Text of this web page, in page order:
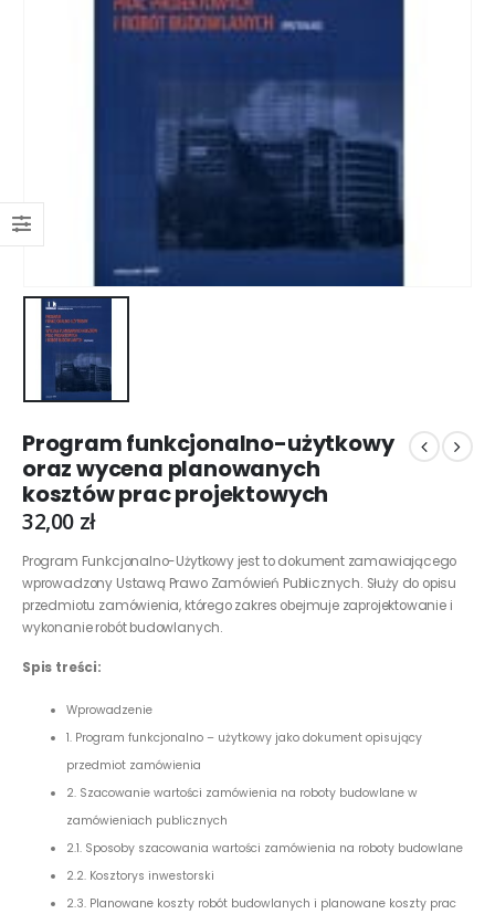
Program funkcjonalno-użytkowy
oraz wycena planowanych
kosztów prac projektowych
32,00 zł
Program Funkcjonalno-Użytkowy jest to dokument zamawiającego
wprowadzony Ustawą Prawo Zamówień Publicznych. Służy do opisu
przedmiotu zamówienia, którego zakres obejmuje zaprojektowanie i
wykonanie robót budowlanych.
Spis treści:
Wprowadzenie
1. Program funkcjonalno – użytkowy jako dokument opisujący
przedmiot zamówienia
2. Szacowanie wartości zamówienia na roboty budowlane w
zamówieniach publicznych
2.1. Sposoby szacowania wartości zamówienia na roboty budowlane
2.2. Kosztorys inwestorski
2.3. Planowane koszty robót budowlanych i planowane koszty prac